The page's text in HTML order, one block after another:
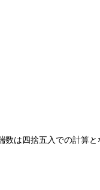
は四捨五入での計算と